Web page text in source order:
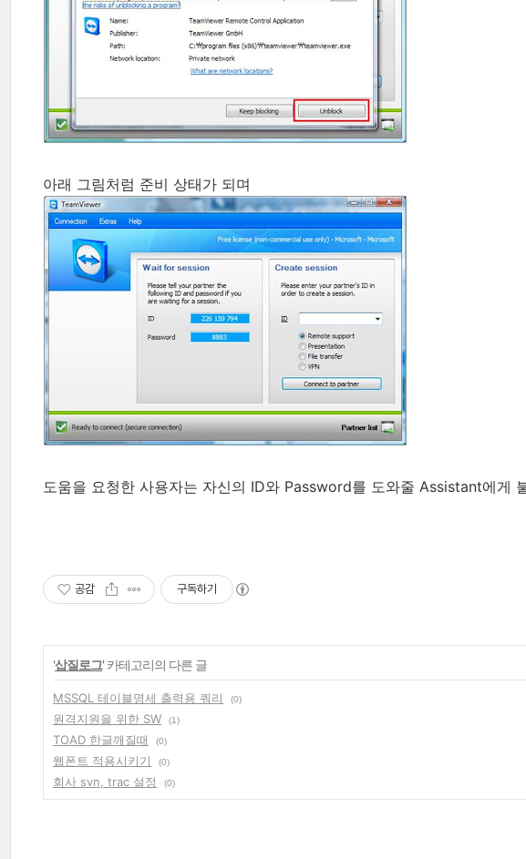
아래 그림처럼 준비 상태가 되며
도움을 요청한 사용자는 자신의 ID와 Password를 도와줄 Assistant에게
공감 구독하기
'삽질로그' 카테고리의 다른 글
MSSQL 테이블명세 출력용 쿼리 (0)
원격지원을 위한 SW (1)
TOAD 한글깨질때 (0)
웹폰트 적용시키기 (0)
회사 svn, trac 설정 (0)